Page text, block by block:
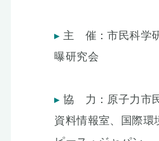
主 催：市民科学
曝研究会
協 力：原子力市
資料情報室、国際環